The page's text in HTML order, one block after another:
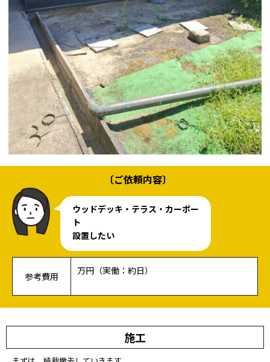
〔ご依頼内容〕
ウッドデッキ・テラス・カーポー
ト
設置したい
参考費用 万円（実働：約日）
施工